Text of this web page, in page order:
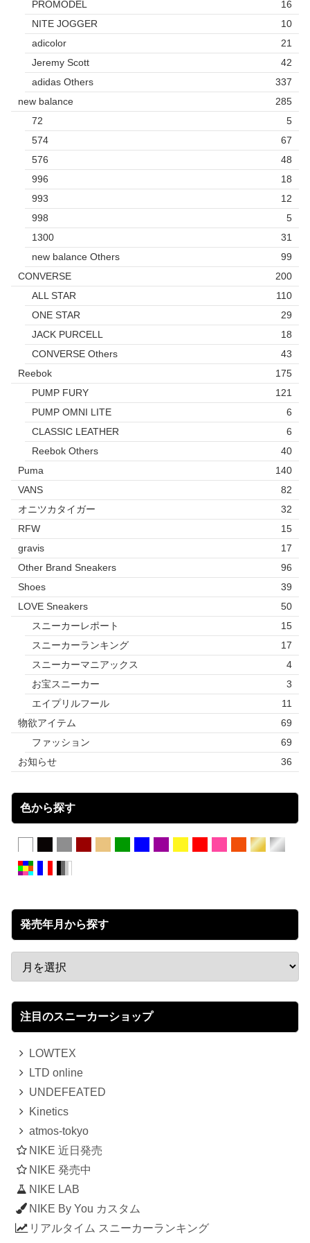
PROMODEL
16
NITE JOGGER
10
adicolor
21
Jeremy Scott
42
adidas Others
337
new balance
285
72
5
574
67
576
48
996
18
993
12
998
5
1300
31
new balance Others
99
CONVERSE
200
ALL STAR
110
ONE STAR
29
JACK PURCELL
18
CONVERSE Others
43
Reebok
175
PUMP FURY
121
PUMP OMNI LITE
6
CLASSIC LEATHER
6
Reebok Others
40
Puma
140
VANS
82
オニツカタイガー
32
RFW
15
gravis
17
Other Brand Sneakers
96
Shoes
39
LOVE Sneakers
50
スニーカーレポート
15
スニーカーランキング
17
スニーカーマニアックス
4
お宝スニーカー
3
エイプリルフール
11
物欲アイテム
69
ファッション
69
お知らせ
36
色から探す
発売年月から探す
注目のスニーカーショップ
LOWTEX
LTD online
UNDEFEATED
Kinetics
atmos-tokyo
NIKE 近日発売
NIKE 発売中
NIKE LAB
NIKE By You カスタム
リアルタイム スニーカーランキング